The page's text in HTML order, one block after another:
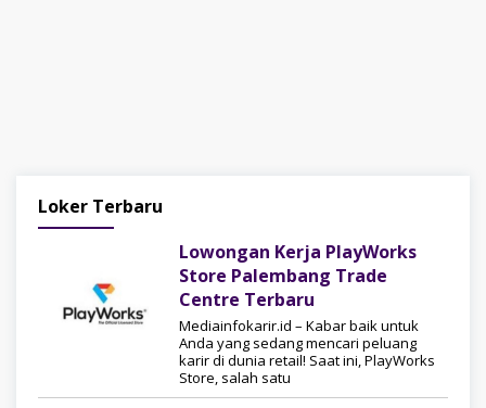
Media
Info
Loker Terbaru
Lowongan Kerja PlayWorks
Store Palembang Trade
Centre Terbaru
Mediainfokarir.id – Kabar baik untuk
Anda yang sedang mencari peluang
karir di dunia retail! Saat ini, PlayWorks
Store, salah satu